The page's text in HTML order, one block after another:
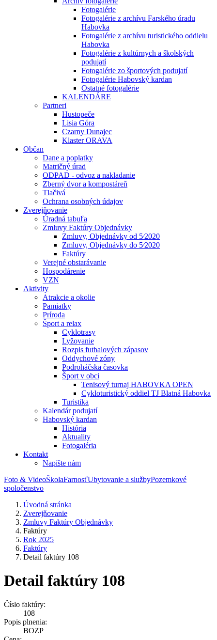
Fotogalérie
Fotogalérie z archívu Farského úradu
Habovka
Fotogalérie z archívu turistického oddielu
Habovka
Fotogalérie z kultúrnych a školských
podujatí
Fotogalérie zo športových podujatí
Fotogalérie Habovský kardan
Ostatné fotogalérie
KALENDÁRE
Partneri
Hustopeče
Lisia Góra
Czarny Dunajec
Klaster ORAVA
Občan
Dane a poplatky
Matričný úrad
ODPAD - odvoz a nakladanie
Zberný dvor a kompostáreň
Tlačivá
Ochrana osobných údajov
Zverejňovanie
Úradná tabuľa
Zmluvy Faktúry Objednávky
Zmluvy, Objednávky od 5⁄2020
Zmluvy, Objednávky do 5⁄2020
Faktúry
Verejné obstarávanie
Hospodárenie
VZN
Aktivity
Atrakcie a okolie
Pamiatky
Príroda
Šport a relax
Cyklotrasy
Lyžovanie
Rozpis futbalových zápasov
Oddychové zóny
Podroháčska časovka
Šport v obci
Tenisový turnaj HABOVKA OPEN
Cykloturistický oddiel TJ Blatná Habovka
Turistika
Kalendár podujatí
Habovský kardan
História
Aktuality
Fotogaléria
Kontakt
Napíšte nám
Foto & VideoŠkolaFarnosťUbytovanie a službyPozemkové
spoločenstvo
Úvodná stránka
Zverejňovanie
Zmluvy Faktúry Objednávky
Faktúry
Rok 2025
Faktúry
Detail faktúry 108
Detail faktúry 108
Číslo faktúry:
108
Popis plnenia:
BOZP